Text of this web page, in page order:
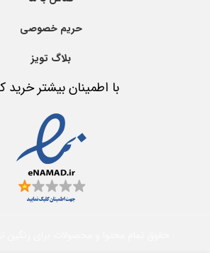
حریم خصوصی
بلاگ تویز
با اطمینان بیشتر خرید